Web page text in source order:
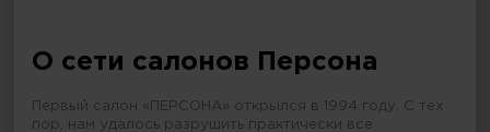
О сети салонов Персона
Первый салон «ПЕРСОНА» открылся в 1994 году. С тех
пор, нам удалось разрушить практически все